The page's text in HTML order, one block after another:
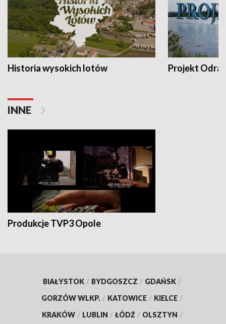
Historia wysokich lotów Projekt Odra
INNE
Produkcje TVP3 Opole
BIAŁYSTOK / BYDGOSZCZ / GDAŃSK /
GORZÓW WLKP. / KATOWICE / KIELCE /
KRAKÓW / LUBLIN / ŁÓDŹ / OLSZTYN /